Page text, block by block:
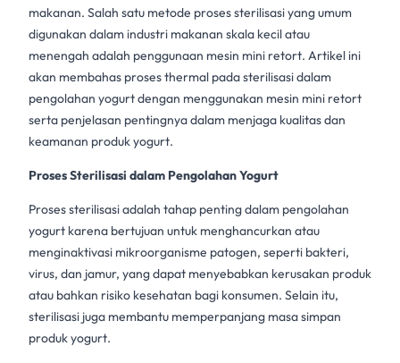
makanan. Salah satu metode proses sterilisasiyang umum
digunakan dalam industri makanan skala kecil atau
menengah adalah penggunaan mesin mini retort. Artikel ini
akan membahas proses thermal pada sterilisasi dalam
pengolahan yogurt dengan menggunakan mesin mini retort
serta penjelasan pentingnya dalam menjaga kualitas dan
keamanan produk yogurt.
Proses Sterilisasi dalam Pengolahan Yogurt
Proses sterilisasiadalah tahap penting dalam pengolahan
yogurt karena bertujuan untuk menghancurkan atau
menginaktivasi mikroorganisme patogen, seperti bakteri,
virus, dan jamur, yang dapat menyebabkan kerusakan produk
atau bahkan risiko kesehatan bagi konsumen. Selain itu,
sterilisasi juga membantu memperpanjang masa simpan
produk yogurt.